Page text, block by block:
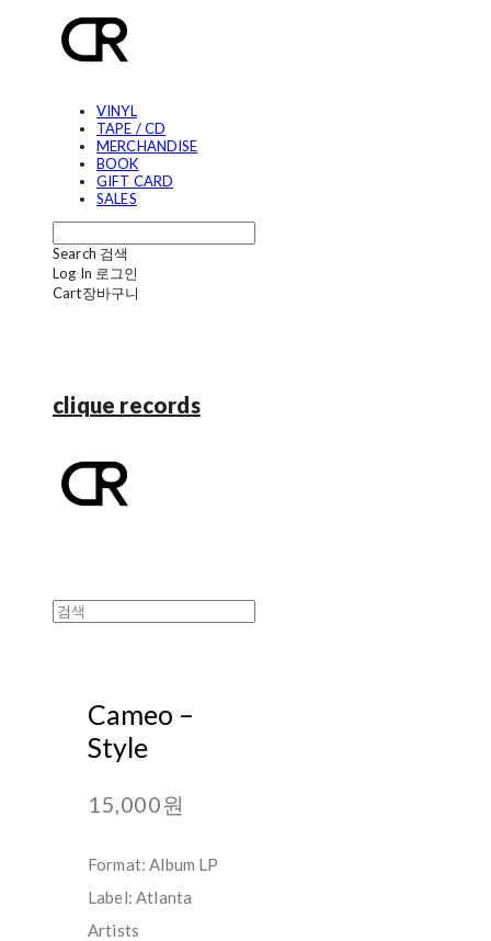
VINYL
TAPE / CD
MERCHANDISE
BOOK
GIFT CARD
SALES
Search 검색
Log In 로그인
Cart장바구니
clique records
Cameo ‎–
Style
15,000원
Format: Album LP
Label: Atlanta
Artists